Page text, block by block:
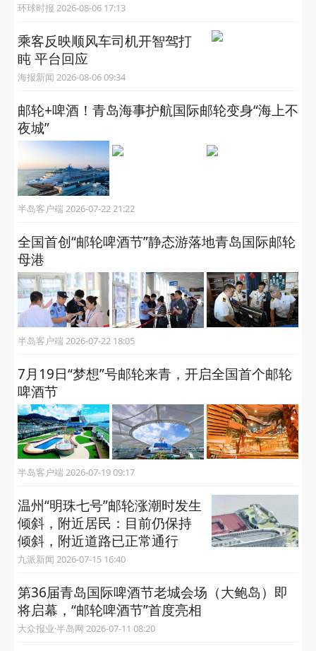
环球时报 2026-08-06 17:13
乘客反映顺风车司机开智驾打
盹 平台回应
海报新闻 2026-08-06 09:34
邮轮+啤酒！青岛海事护航国际邮轮变身“海上不
夜城”
半岛客户端 2026-07-22 21:22
全国首创“邮轮啤酒节”静态游落地青岛国际邮轮
母港
半岛客户端 2026-07-22 18:05
7月19日“梦想”号邮轮来青，开启全国首个邮轮
啤酒节
半岛客户端 2026-07-19 09:17
温州“明珠七号”邮轮涨潮时发生
倾斜，附近居民：目前仍保持
倾斜，附近道路已正常通行
九派新闻 2026-07-15 16:40
第36届青岛国际啤酒节老城会场（大鲍岛）即
将启幕，“邮轮啤酒节”首度亮相
大众报业·半岛网 2026-07-11 08:20